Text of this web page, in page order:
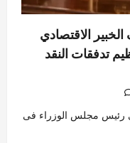
الاقتصادي
تدفقات النقد
رئيس مجلس الوزراء فى